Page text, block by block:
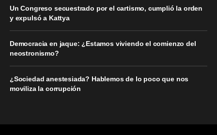
Un Congreso secuestrado por el cartismo, cumplió la orden
y expulsó a Kattya
Democracia en jaque: ¿Estamos viviendo el comienzo del
neostronismo?
¿Sociedad anestesiada? Hablemos de lo poco que nos
moviliza la corrupción